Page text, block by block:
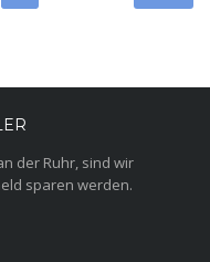
der Ruhr, sind wir
sparen werden.